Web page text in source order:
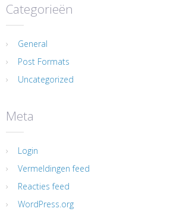
Categorieën
General
Post Formats
Uncategorized
Meta
Login
Vermeldingen feed
Reacties feed
WordPress.org